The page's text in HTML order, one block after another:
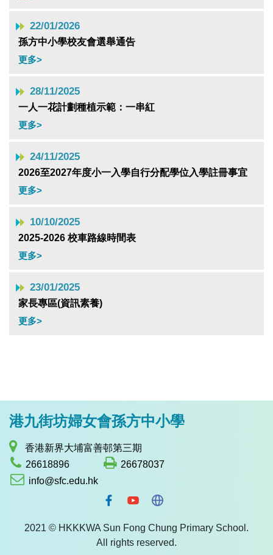
22/01/2026
孫方中小學校友會選舉通告
更多>
28/11/2025
一人一花計劃種植示範：一串紅
更多>
24/11/2025
2026至2027年度小一入學自行分配學位入學註冊事宜
更多>
10/10/2025
2025-2026 校車路線時間表
更多>
23/01/2025
家長專區(資訊素養)
更多>
港九街坊婦女會孫方中小學
香港新界大埔富善邨第三期
26618896
26678037
info@sfc.edu.hk
2021 © HKKKWA Sun Fong Chung Primary School.
All rights reserved.